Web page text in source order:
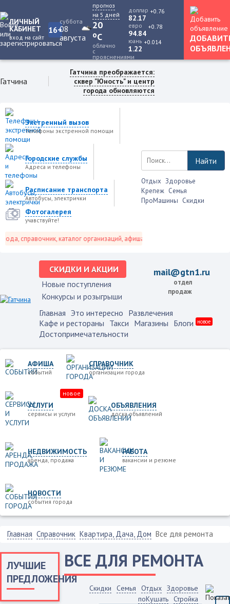
ЛИЧНЫЙ
КАБИНЕТ
вход на сайт
16+
суббота
08
августа
прогноз
на 5 дней
20
oC
облачно
с
прояснениями
доллар
82.17
+0.76
евро
94.84
+0.78
юань
1.22
+0.014
Гатчина
Гатчина преображается:
сквер "Юность" и центр
города обновляются
Экстренный вызов
Телефоны экстренной помощи
Городские службы
Адреса и телефоны
Расписание транспорта
Автобусы, электрички
Фотогалерея
учавствуйте!
справочник, каталог организаций, афиша событий и не только это.
Найти
Отдых Здоровье
Крепеж Семья
ПроМашины Скидки
СКИДКИ И АКЦИИ
Новые поступления
Конкурсы и розыгрыши
mail@gtn1.ru
отдел
продаж
Главная Это интересно Развлечения
Кафе и рестораны Такси Магазины Блоги новое
Достопримечательности
АФИША
событий
СПРАВОЧНИК
организации города
УСЛУГИ
сервисы и услуги
новое
ОБЪЯВЛЕНИЯ
доска объявлений
НЕДВИЖИМОСТЬ
аренда, продажа
РАБОТА
вакансии и резюме
НОВОСТИ
события города
Главная Справочник Квартира, Дача, Дом Все для ремонта
ЛУЧШИЕ
ПРЕДЛОЖЕНИЯ
ВСЕ ДЛЯ РЕМОНТА
Скидки Семья Отдых Здоровье
поКушать Стройка